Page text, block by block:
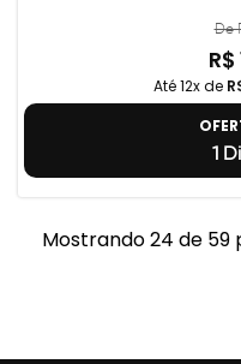
De
R$
Até 12x de
1
Mostrando 24 de 59